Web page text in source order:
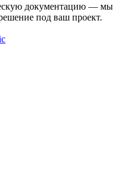
документацию — мы
под ваш проект.